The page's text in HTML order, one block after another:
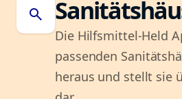
search
Die Hilfsmittel-Held
passenden
heraus und stellt sie